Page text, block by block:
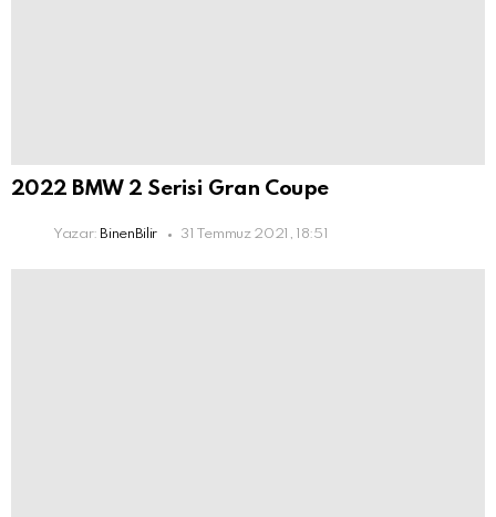
2022 BMW 2 Serisi Gran Coupe
Yazar: BinenBilir 31 Temmuz 2021, 18:51